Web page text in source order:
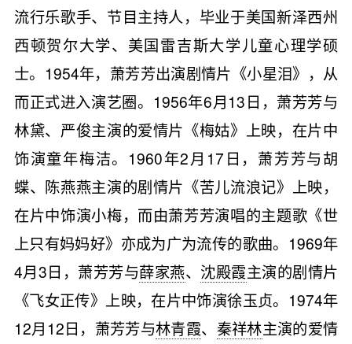
流行乐歌手、节目主持人，毕业于美国新泽西州
西顿贺尔大学、美国雷吉斯大学儿童心理学硕
士。1954年，萧芳芳出演剧情片《小星泪》，从
而正式进入演艺圈。1956年6月13日，萧芳芳与
林黛、严俊主演的爱情片《梅姑》上映，在片中
饰演童年梅洁。1960年2月17日，萧芳芳与胡
蝶、陈燕燕主演的剧情片《苦儿流浪记》上映，
在片中饰演小梅，而由萧芳芳演唱的主题歌《世
上只有妈妈好》亦成为广为流传的歌曲。1969年
4月3日，萧芳芳与薛家燕、 沈殿霞主演的剧情片
《飞女正传》上映，在片中饰演徐玉贞。1974年
12月12日，萧芳芳与林青霞、 秦祥林主演的爱情